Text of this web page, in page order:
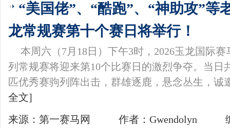
“美国佬”、“酷跑”、“神助攻”等
龙常规赛第十个赛日将举行！
本周六（7月18日）下午3时，2026玉龙国际
列常规赛将迎来第10个比赛日的激烈争夺。当日
匹优秀赛驹列阵出击，群雄逐鹿，悬念丛生，
全文]
来源：第一赛马网
作者：Gwendolyn